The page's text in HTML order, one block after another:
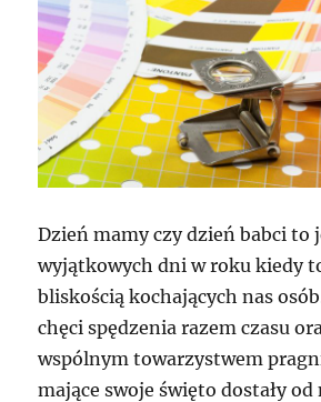
Dzień mamy czy dzień babci to
wyjątkowych dni w roku kiedy
bliskością kochających nas
chęci spędzenia razem czasu
wspólnym towarzystwem
mające swoje święto dostały